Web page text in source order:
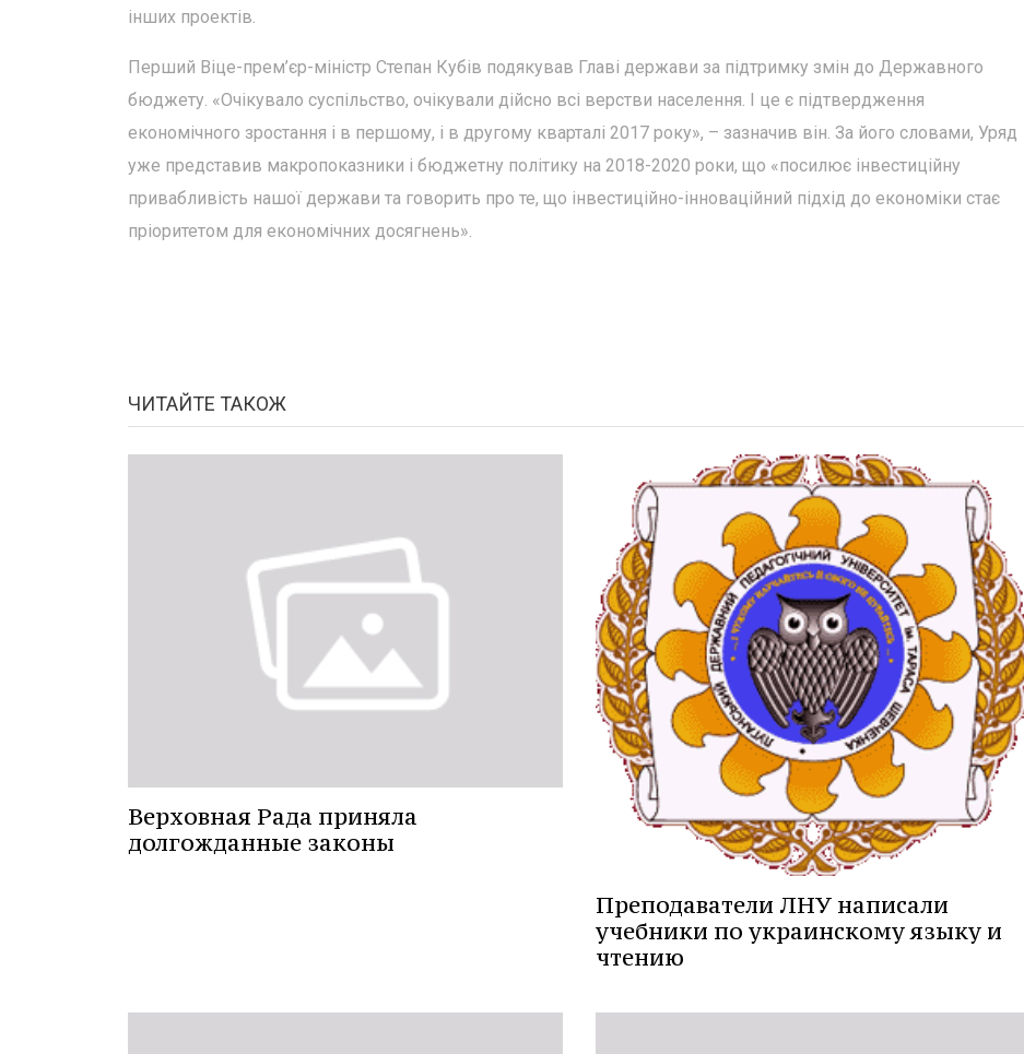
інших проектів.
Перший Віце-прем’єр-міністр Степан Кубів подякував Главі держави за підтримку змін до Державного
бюджету. «Очікувало суспільство, очікували дійсно всі верстви населення. І це є підтвердження
економічного зростання і в першому, і в другому кварталі 2017 року», – зазначив він. За його словами, Уряд
уже представив макропоказники і бюджетну політику на 2018-2020 роки, що «посилює інвестиційну
привабливість нашої держави та говорить про те, що інвестиційно-інноваційний підхід до економіки стає
пріоритетом для економічних досягнень».
ЧИТАЙТЕ ТАКОЖ
Верховная Рада приняла
долгожданные законы
Преподаватели ЛНУ написали
учебники по украинскому языку и
чтению